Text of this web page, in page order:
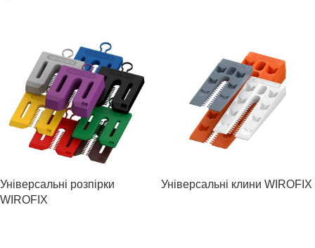
Універсальні розпірки
WIROFIX
Універсальні клини WIROFIX